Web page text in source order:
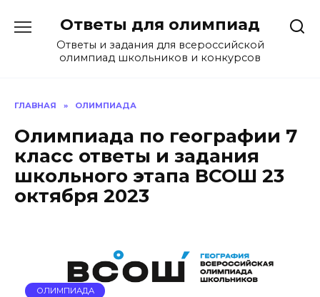
содержанию
Ответы для олимпиад
Ответы и задания для всероссийской
олимпиад школьников и конкурсов
ГЛАВНАЯ » ОЛИМПИАДА
Олимпиада по географии 7
класс ответы и задания
школьного этапа ВСОШ 23
октября 2023
ОЛИМПИАДА